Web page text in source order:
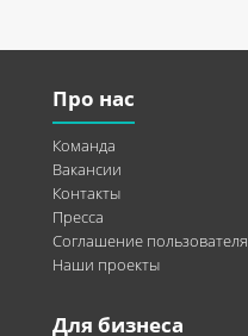
Про нас
Команда
Вакансии
Контакты
Пресса
Соглашение пользователя
Наши проекты
Для бизнеса